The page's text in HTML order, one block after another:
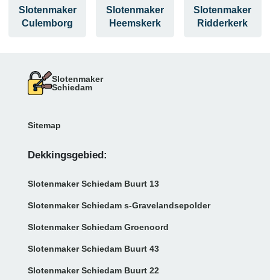
Slotenmaker
Culemborg
Slotenmaker
Heemskerk
Slotenmaker
Ridderkerk
Slotenmaker
Schiedam
Sitemap
Dekkingsgebied:
Slotenmaker Schiedam Buurt 13
Slotenmaker Schiedam s-Gravelandsepolder
Slotenmaker Schiedam Groenoord
Slotenmaker Schiedam Buurt 43
Slotenmaker Schiedam Buurt 22